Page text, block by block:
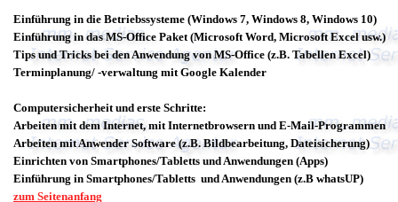
Einführung in die Betriebssysteme (Windows 7, Windows 8, Windows 10)
Einführung in das MS-Office Paket (Microsoft Word, Microsoft Excel usw.)
Tips und Tricks bei den Anwendung von MS-Office (z.B. Tabellen Excel)
Terminplanung/ -verwaltung mit Google Kalender
Computersicherheit und erste Schritte:
Arbeiten mit dem Internet, mit Internetbrowsern und E-Mail-Programmen
Arbeiten mit Anwender Software (z.B. Bildbearbeitung, Dateisicherung)
Einrichten von Smartphones/Tabletts und Anwendungen (Apps)
Einführung in Smartphones/Tabletts und Anwendungen (z.B whatsUP)
zum Seitenanfang